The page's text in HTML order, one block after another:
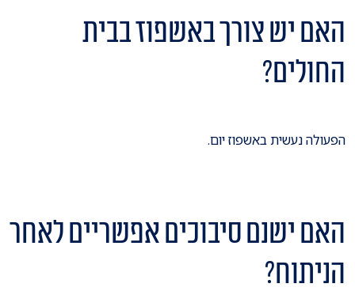
האם יש צורך באשפוז בבית
החולים?
הפעולה נעשית באשפוז יום.
האם ישנם סיבוכים אפשריים לאחר
הניתוח?